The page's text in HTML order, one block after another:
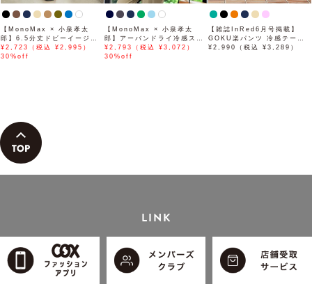
【MonoMax × 小泉孝太
郎】6.5分丈ドビーイージー
ハーフパンツ「小泉孝太郎さ
ん着用モデル」
¥2,723（税込 ¥2,995）
30%off
【MonoMax × 小泉孝太
郎】アーバンドライ冷感スイ
スボタンダウンポロシャツ
「小泉孝太郎さん着用モデ
¥2,793（税込 ¥3,072）
30%off
【雑誌InRed6月号掲載】
GOKU楽パンツ 冷感テーパ
ード【接触冷感】
¥2,990（税込 ¥3,289）
LINK